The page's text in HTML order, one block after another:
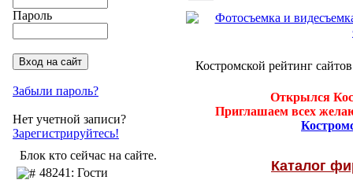
Пароль
Забыли пароль?
Нет учетной записи?
Зарегистрируйтесь!
Блок кто сейчас на сайте.
48241: Гости
Костромской рейтинг сайтов
Открылся
Приглашаем всех
Каталог